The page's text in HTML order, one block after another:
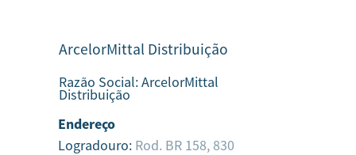
ArcelorMittal Distribuição
Razão Social:ArcelorMittal
Distribuição
Endereço
Logradouro: Rod. BR 158, 830